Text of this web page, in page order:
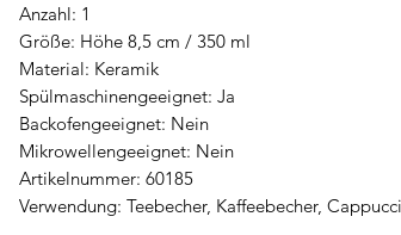
Anzahl: 1
Größe: Höhe 8,5 cm / 350 ml
Material: Keramik
Spülmaschinengeeignet: Ja
Backofengeeignet: Nein
Mikrowellengeeignet: Nein
Artikelnummer: 60185
Verwendung: Teebecher, Kaffeebecher,